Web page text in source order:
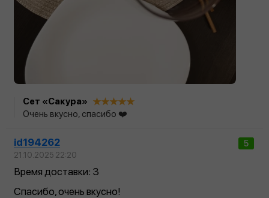
Сет «Сакура»
Очень вкусно, спасибо ❤️
5
id194262
21.10.2025 22:20
Время доставки: 3
Спасибо, очень вкусно!